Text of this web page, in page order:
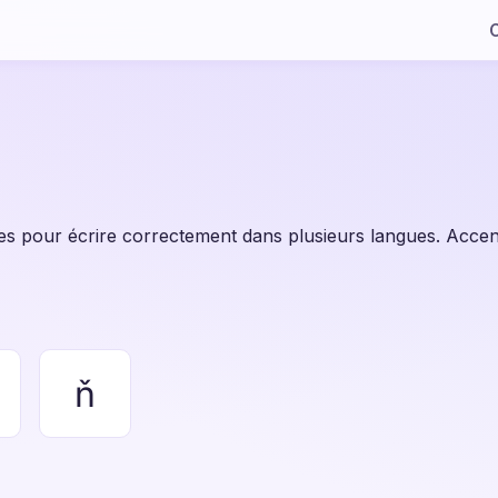
pour écrire correctement dans plusieurs langues.
ň